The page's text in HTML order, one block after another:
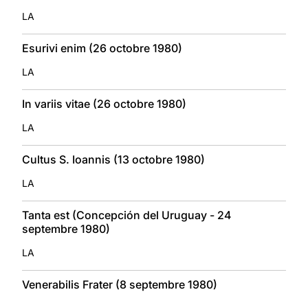
LA
Esurivi enim (26 octobre 1980)
LA
In variis vitae (26 octobre 1980)
LA
Cultus S. Ioannis (13 octobre 1980)
LA
Tanta est (Concepción del Uruguay - 24
septembre 1980)
LA
Venerabilis Frater (8 septembre 1980)